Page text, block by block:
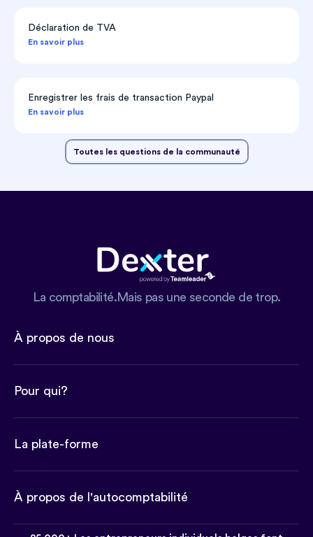
Déclaration de TVA
En savoir plus
Enregistrer les frais de transaction Paypal
En savoir plus
Toutes les questions de la communauté
La comptabilité.Mais pas une seconde de trop.
À propos de nous
Pour qui?
La plate-forme
À propos de l'autocomptabilité